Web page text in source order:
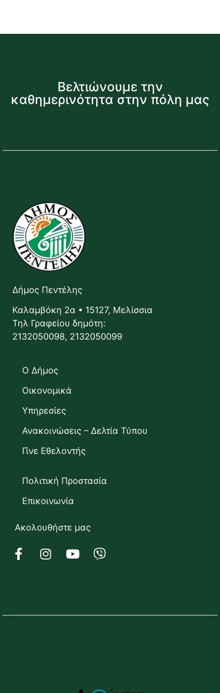
Βελτιώνουμε την
καθημερινότητα στην πόλη μας
Δήμος Πεντέλης
Καλαμβόκη 2α • 15127, Μελίσσια
Τηλ Γραφείου δημότη:
2132050098, 2132050099
Ο Δήμος
Οικονομικά
Υπηρεσίες
Ανακοινώσεις – Δελτία Τύπου
Γίνε Εθελοντής
Πολιτική Προστασία
Επικοινωνία
Ακολουθήστε μας